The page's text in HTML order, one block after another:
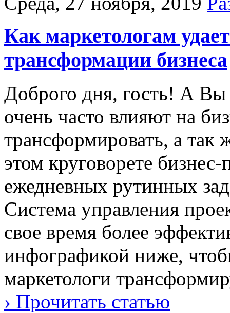
Как маркетологам
трансформации бизнеса
Доброго дня, гость! А Вы
очень часто влияют на
трансформировать, а так
этом круговорете
ежедневных рутинных
Система управления
свое время более
инфографикой ниже,
маркетологи
› Прочитать статью